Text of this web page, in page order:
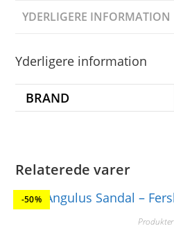
YDERLIGERE INFORMATION
Yderligere information
BRAND
Relaterede varer
-50%
Produkter